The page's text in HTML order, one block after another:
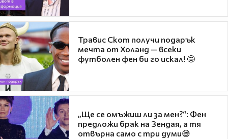
Травис Скот получи подарък
мечта от Холанд — всеки
футболен фен би го искал! 🤩
„Ще се омъжиш ли за мен?“: Фен
предложи брак на Зендая, а тя
отвърна само с три думи😅